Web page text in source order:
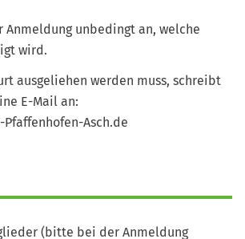
unbedingt an, welche
wird.
ausgeliehen werden muss, schreibt
E-Mail an:
Pfaffenhofen-Asch.de
(bitte bei der Anmeldung